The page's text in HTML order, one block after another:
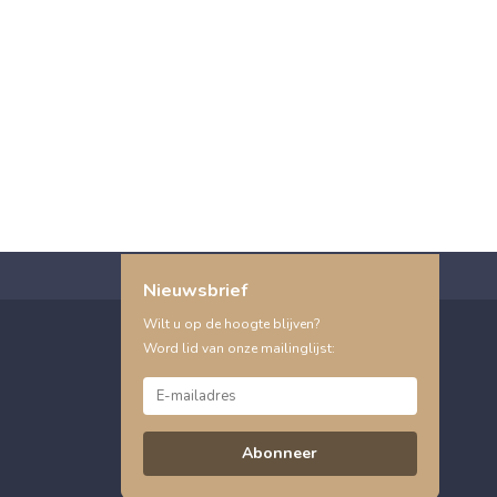
Nieuwsbrief
Wilt u op de hoogte blijven?
Word lid van onze mailinglijst:
Abonneer